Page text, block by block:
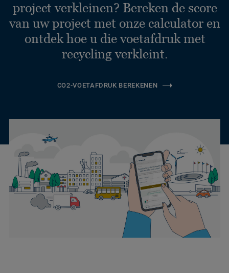
project verkleinen? Bereken de score
van uw project met onze calculator en
ontdek hoe u die voetafdruk met
recycling verkleint.
CO2-VOETAFDRUK BEREKENEN